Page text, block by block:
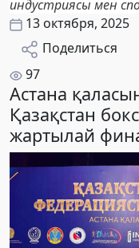
индустриясы мен
13 октября, 2025
Поделиться
97
Астана
Қазақстан
жартылай